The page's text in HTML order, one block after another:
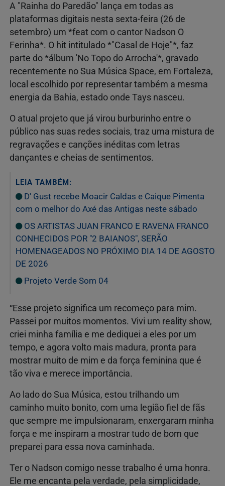
A "Rainha do Paredão" lança em todas as
plataformas digitais nesta sexta-feira (26 de
setembro) um *feat com o cantor Nadson O
Ferinha*. O hit intitulado *"Casal de Hoje"*, faz
parte do *álbum 'No Topo do Arrocha'*, gravado
recentemente no Sua Música Space, em Fortaleza,
local escolhido por representar também a mesma
energia da Bahia, estado onde Tays nasceu.
O atual projeto que já virou burburinho entre o
público nas suas redes sociais, traz uma mistura de
regravações e canções inéditas com letras
dançantes e cheias de sentimentos.
LEIA TAMBÉM:
D' Gust recebe Moacir Caldas e Caique Pimenta
com o melhor do Axé das Antigas neste sábado
OS ARTISTAS JUAN FRANCO E RAVENA FRANCO
CONHECIDOS POR "2 BAIANOS", SERÃO
HOMENAGEADOS NO PRÓXIMO DIA 14 DE AGOSTO
DE 2026
Projeto Verde Som 04
“Esse projeto significa um recomeço para mim.
Passei por muitos momentos. Vivi um reality show,
criei minha família e me dediquei a eles por um
tempo, e agora volto mais madura, pronta para
mostrar muito de mim e da força feminina que é
tão viva e merece importância.
Ao lado do Sua Música, estou trilhando um
caminho muito bonito, com uma legião fiel de fãs
que sempre me impulsionaram, enxergaram minha
força e me inspiram a mostrar tudo de bom que
preparei para essa nova caminhada.
Ter o Nadson comigo nesse trabalho é uma honra.
Ele me encanta pela verdade, pela simplicidade,